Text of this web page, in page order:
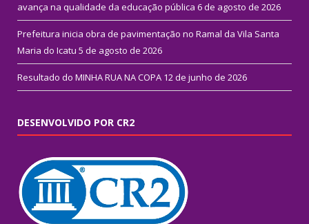
avança na qualidade da educação pública 6 de agosto de 2026
Prefeitura inicia obra de pavimentação no Ramal da Vila Santa
Maria do Icatu 5 de agosto de 2026
Resultado do MINHA RUA NA COPA 12 de junho de 2026
DESENVOLVIDO POR CR2